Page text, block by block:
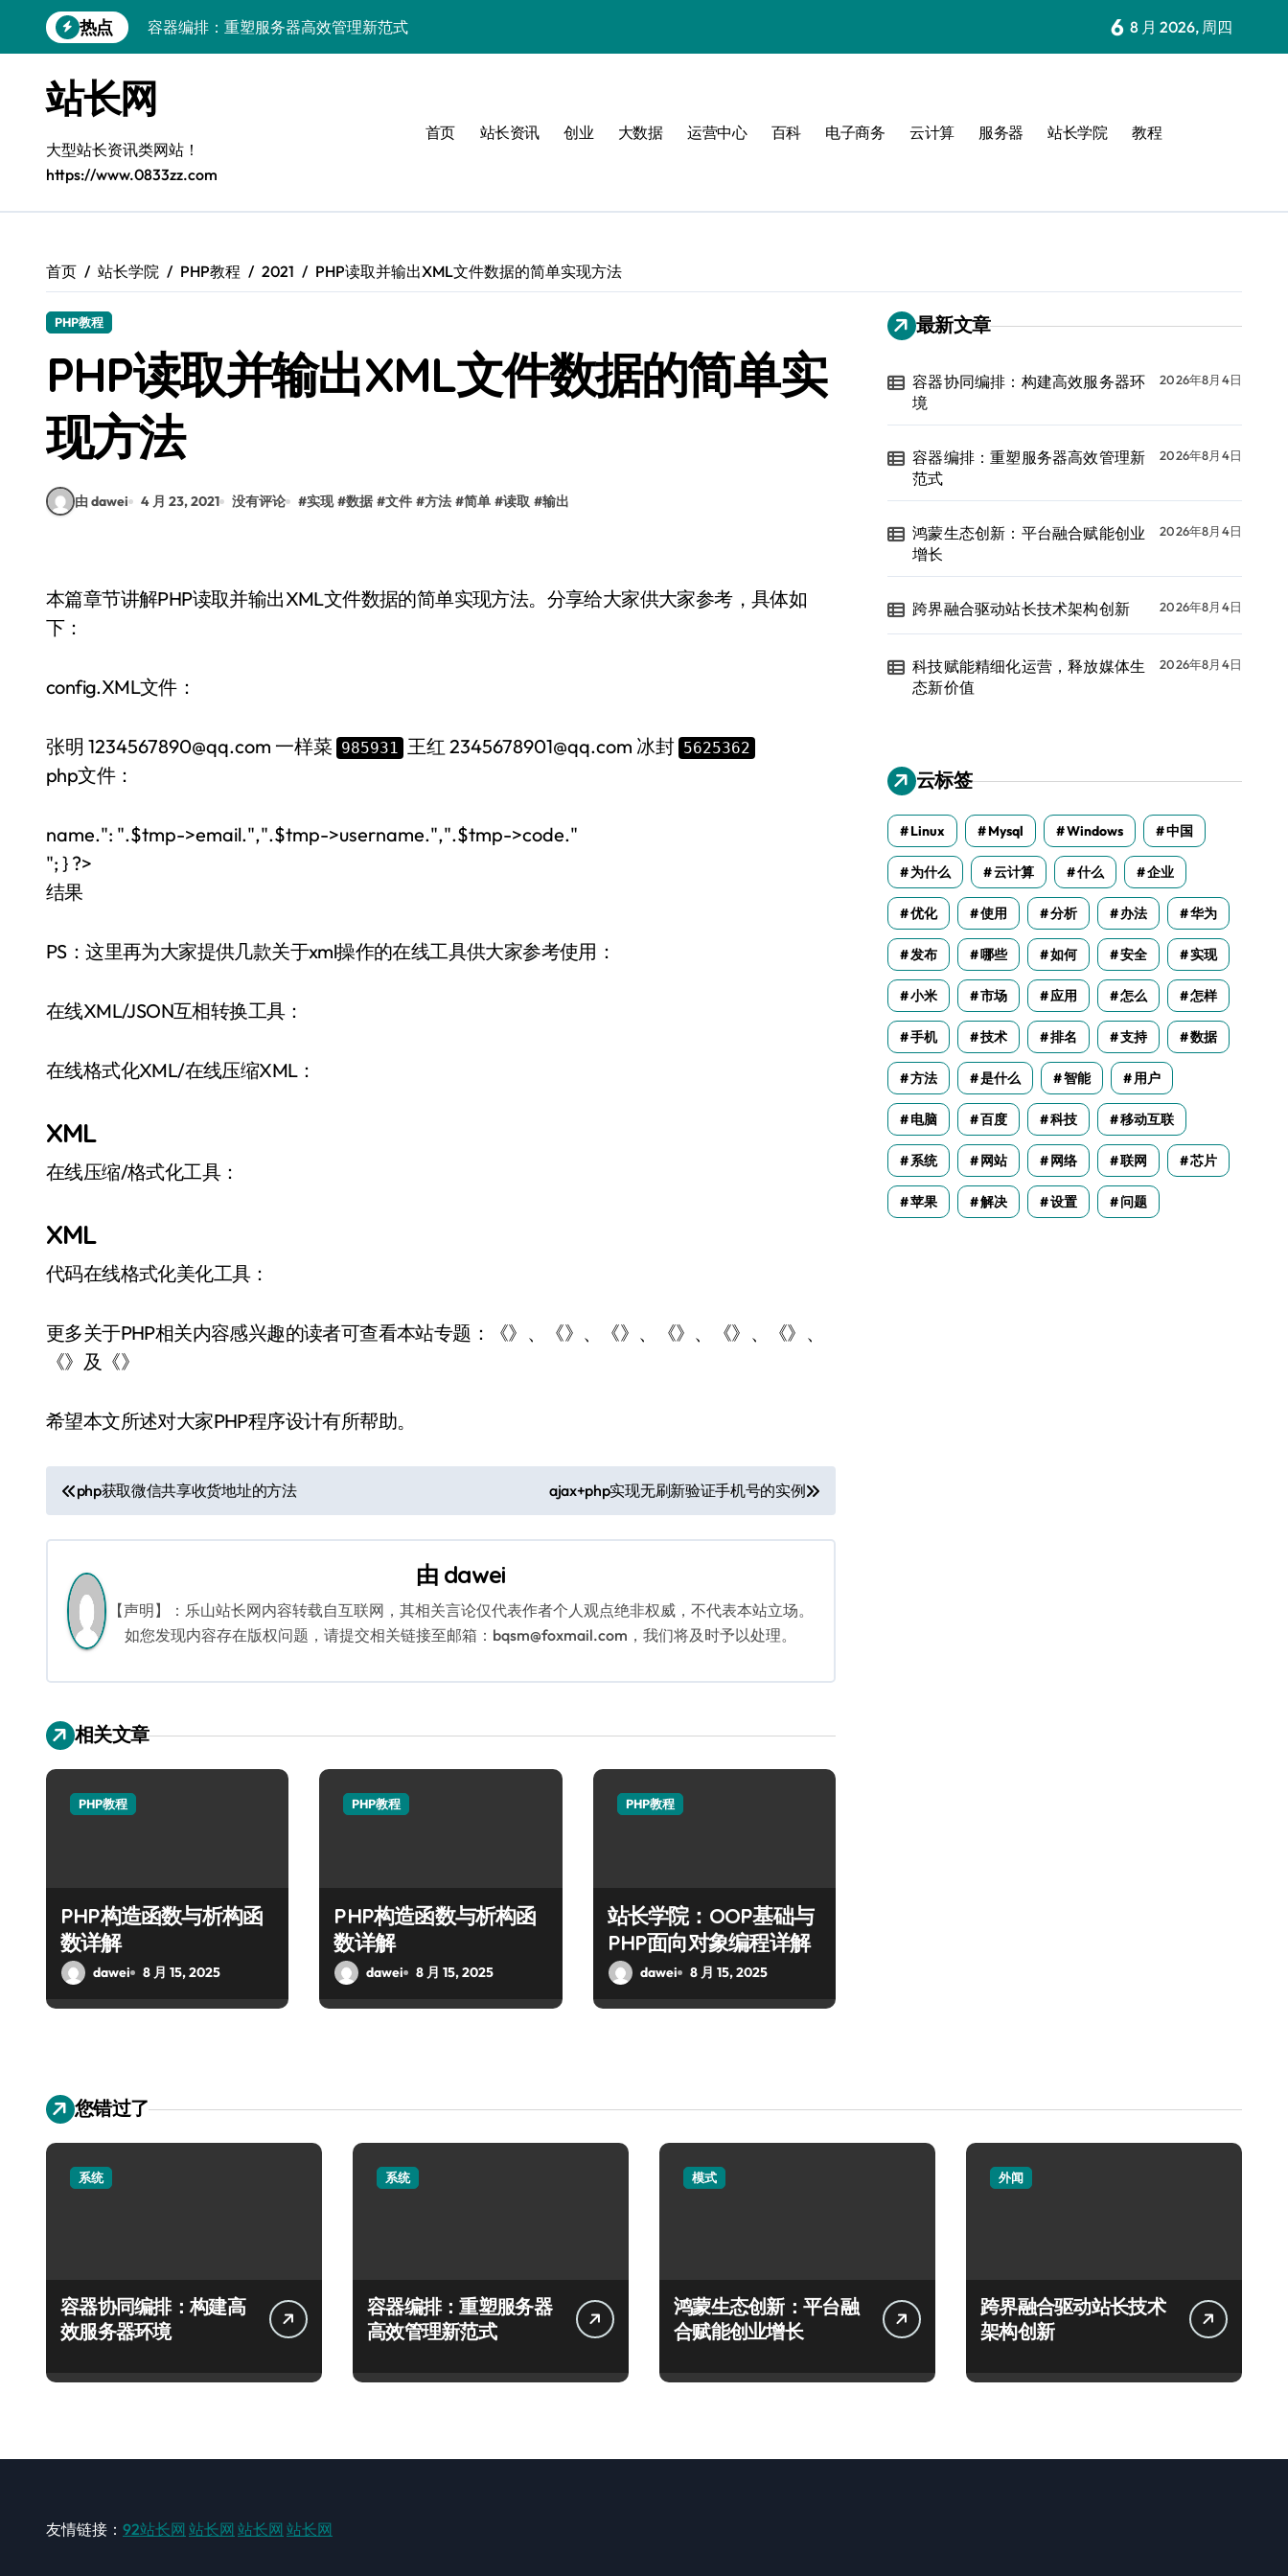
到
热点
容器编排：重塑服务器高效管理新范式
跨界融合驱动站长技术架构创新
科技赋能精细化运营，释放媒体生态新价值
基于容器编排的高可用服务器分类系统构建
平台创业：技术驱动生态闭环构建
量子算法赋能精细化运营，点燃创作者经济新引擎
容器协同编排：构建高效服务器环境
6 8 月 2026, 周四
站长网
大型站长资讯类网站！
https://www.0833zz.com
首页 站长资讯 创业 大数据 运营中心 百科 电子商务 云计算 服务器 站长学院 教程
首页 站长学院 PHP教程 2021 PHP读取并输出XML文件数据的简单实现方法
PHP教程
PHP读取并输出XML文件数据的简单实
现方法
由 dawei 4 月 23, 2021 没有评论 #实现 #数据 #文件 #方法 #简单 #读取 #输出
本篇章节讲解PHP读取并输出XML文件数据的简单实现方法。分享给大家供大家参考，具体如
下：
config.XML文件：
张明 1234567890@qq.com 一样菜 985931 王红 2345678901@qq.com 冰封 5625362
php文件：
name.": ".$tmp->email.",".$tmp->username.",".$tmp->code."
"; } ?>
结果
PS：这里再为大家提供几款关于xml操作的在线工具供大家参考使用：
在线XML/JSON互相转换工具：
在线格式化XML/在线压缩XML：
XML
在线压缩/格式化工具：
XML
代码在线格式化美化工具：
更多关于PHP相关内容感兴趣的读者可查看本站专题：《》、《》、《》、《》、《》、《》、
《》及《》
希望本文所述对大家PHP程序设计有所帮助。
文
章
航
php获取微信共享收货地址的方法 ajax+php实现无刷新验证手机号的实例
由 dawei
【声明】：乐山站长网内容转载自互联网，其相关言论仅代表作者个人观点绝非权威，不代表本站立场。
如您发现内容存在版权问题，请提交相关链接至邮箱：bqsm@foxmail.com，我们将及时予以处理。
相关文章
PHP教程
PHP构造函数与析构函
数详解
dawei 8 月 15, 2025
PHP教程
PHP构造函数与析构函
数详解
dawei 8 月 15, 2025
PHP教程
站长学院：OOP基础与
PHP面向对象编程详解
dawei 8 月 15, 2025
最新文章
容器协同编排：构建高效服务器环
境
2026年8月4日
容器编排：重塑服务器高效管理新
范式
2026年8月4日
鸿蒙生态创新：平台融合赋能创业
增长
2026年8月4日
跨界融合驱动站长技术架构创新 2026年8月4日
科技赋能精细化运营，释放媒体生
态新价值
2026年8月4日
云标签
Linux Mysql Windows 中国
为什么 云计算 什么 企业
优化 使用 分析 办法 华为
发布 哪些 如何 安全 实现
小米 市场 应用 怎么 怎样
手机 技术 排名 支持 数据
方法 是什么 智能 用户
电脑 百度 科技 移动互联
系统 网站 网络 联网 芯片
苹果 解决 设置 问题
您错过了
系统
容器协同编排：构建高
效服务器环境
系统
容器编排：重塑服务器
高效管理新范式
模式
鸿蒙生态创新：平台融
合赋能创业增长
外闻
跨界融合驱动站长技术
架构创新
友情链接： 92站长网 站长网 站长网 站长网